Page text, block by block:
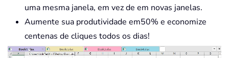
uma mesma janela, em vez de em novas janelas.
Aumente sua produtividade em50% e economize
centenas de cliques todos os dias!